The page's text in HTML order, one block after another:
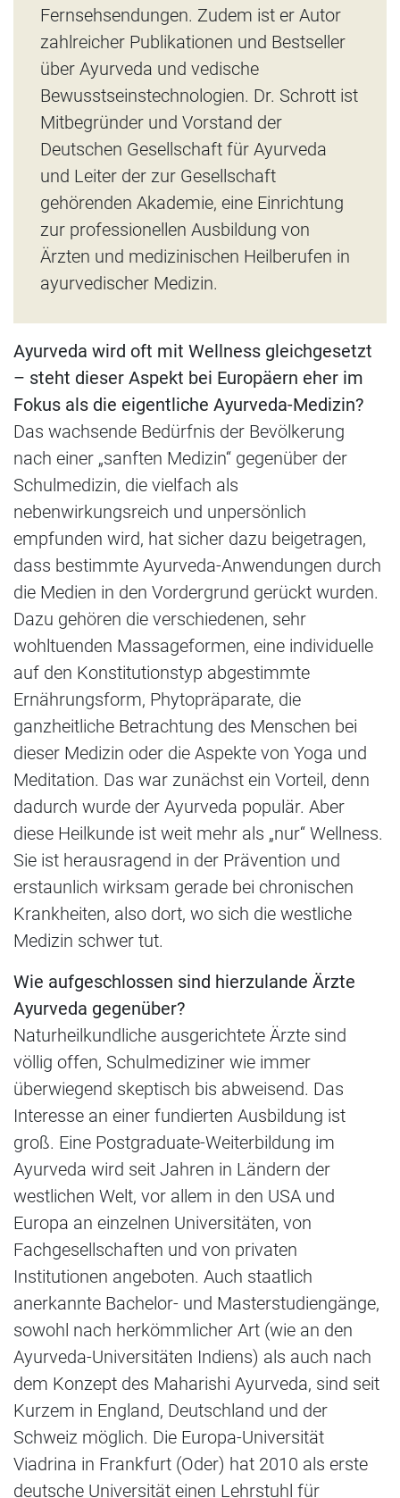
Fernsehsendungen. Zudem ist er Autor
zahlreicher Publikationen und Bestseller
über Ayurveda und vedische
Bewusstseinstechnologien. Dr. Schrott ist
Mitbegründer und Vorstand der
Deutschen Gesellschaft für Ayurveda
und Leiter der zur Gesellschaft
gehörenden Akademie, eine Einrichtung
zur professionellen Ausbildung von
Ärzten und medizinischen Heilberufen in
ayurvedischer Medizin.
Ayurveda wird oft mit Wellness gleichgesetzt
– steht dieser Aspekt bei Europäern eher im
Fokus als die eigentliche Ayurveda-Medizin?
Das wachsende Bedürfnis der Bevölkerung
nach einer „sanften Medizin“ gegenüber der
Schulmedizin, die vielfach als
nebenwirkungsreich und unpersönlich
empfunden wird, hat sicher dazu beigetragen,
dass bestimmte Ayurveda-Anwendungen durch
die Medien in den Vordergrund gerückt wurden.
Dazu gehören die verschiedenen, sehr
wohltuenden Massageformen, eine individuelle
auf den Konstitutionstyp abgestimmte
Ernährungsform, Phytopräparate, die
ganzheitliche Betrachtung des Menschen bei
dieser Medizin oder die Aspekte von Yoga und
Meditation. Das war zunächst ein Vorteil, denn
dadurch wurde der Ayurveda populär. Aber
diese Heilkunde ist weit mehr als „nur“ Wellness.
Sie ist herausragend in der Prävention und
erstaunlich wirksam gerade bei chronischen
Krankheiten, also dort, wo sich die westliche
Medizin schwer tut.
Wie aufgeschlossen sind hierzulande Ärzte
Ayurveda gegenüber?
Naturheilkundliche ausgerichtete Ärzte sind
völlig offen, Schulmediziner wie immer
überwiegend skeptisch bis abweisend. Das
Interesse an einer fundierten Ausbildung ist
groß. Eine Postgraduate-Weiterbildung im
Ayurveda wird seit Jahren in Ländern der
westlichen Welt, vor allem in den USA und
Europa an einzelnen Universitäten, von
Fachgesellschaften und von privaten
Institutionen angeboten. Auch staatlich
anerkannte Bachelor- und Masterstudiengänge,
sowohl nach herkömmlicher Art (wie an den
Ayurveda-Universitäten Indiens) als auch nach
dem Konzept des Maharishi Ayurveda, sind seit
Kurzem in England, Deutschland und der
Schweiz möglich. Die Europa-Universität
Viadrina in Frankfurt (Oder) hat 2010 als erste
deutsche Universität einen Lehrstuhl für